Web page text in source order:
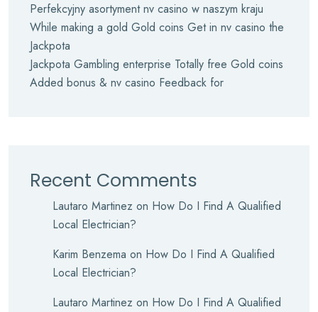
Perfekcyjny asortyment nv casino w naszym kraju
While making a gold Gold coins Get in nv casino the
Jackpota
Jackpota Gambling enterprise Totally free Gold coins
Added bonus & nv casino Feedback for
Recent Comments
Lautaro Martinez on How Do I Find A Qualified
Local Electrician?
Karim Benzema on How Do I Find A Qualified
Local Electrician?
Lautaro Martinez on How Do I Find A Qualified